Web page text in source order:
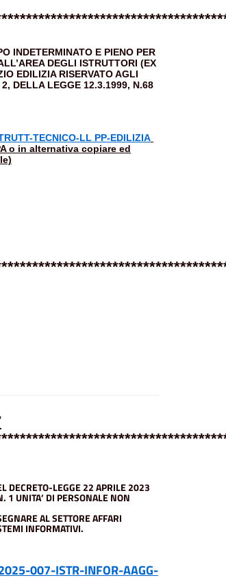
INDETERMINATO E PIENO PER
DEGLI ISTRUTTORI (EX
EDILIZIA RISERVATO AGLI
DELLA LEGGE 12.3.1999, N.68
TECNICO-LL PP-EDILIZIA
o in alternativa copiare ed
DECRETO-LEGGE 22 APRILE 2023
1 UNITA’ DI PERSONALE NON
AL SETTORE AFFARI
INFORMATIVI.
007-ISTR-INFOR-AAGG-